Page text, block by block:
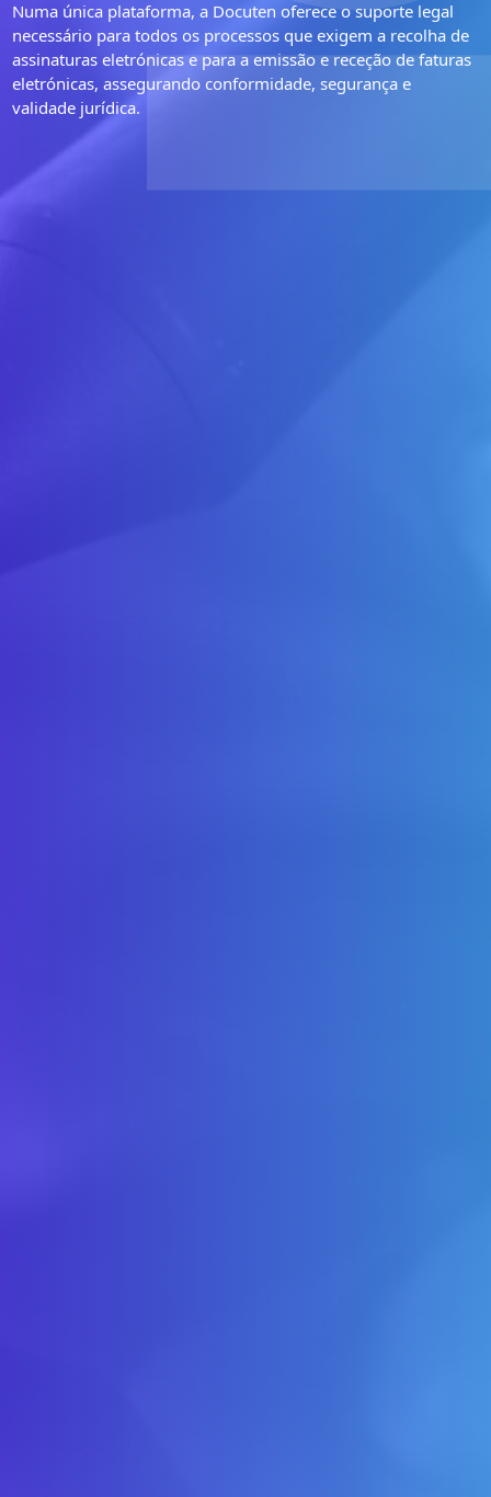
Numa única plataforma, a Docuten oferece o suporte legal
necessário para todos os processos que exigem a recolha de
assinaturas eletrónicas e para a emissão e receção de faturas
eletrónicas, assegurando conformidade, segurança e
validade jurídica.